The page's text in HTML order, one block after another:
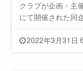
クラブが企画・主
にて開催された同
2022年3月31日